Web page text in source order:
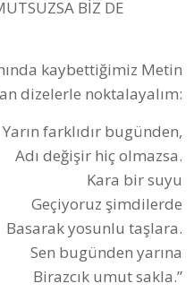
BİZ DE
kaybettiğimiz Metin
dizelerle noktalayalım:
Yarın farklıdır bugünden,
Adı değişir hiç olmazsa.
Kara bir suyu
Geçiyoruz şimdilerde
Basarak yosunlu taşlara.
Sen bugünden yarına
Birazcık umut sakla.”